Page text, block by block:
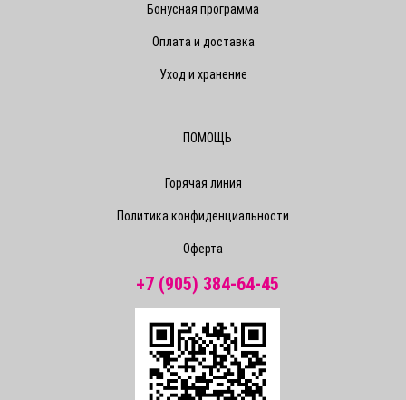
Бонусная программа
Оплата и доставка
Уход и хранение
ПОМОЩЬ
Горячая линия
Политика конфиденциальности
Оферта
+7 (905) 384-64-45